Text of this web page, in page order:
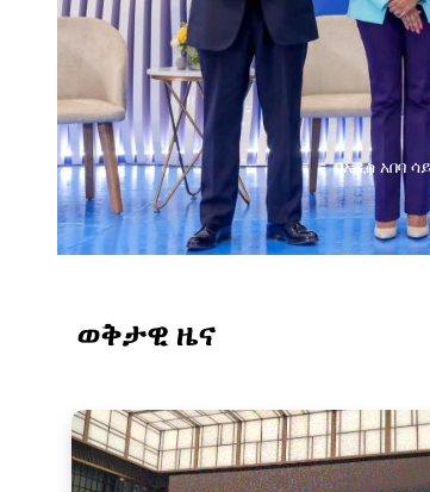
አበባ ሳይንስ ሙዚየም በኢትዮጵያ ዲጂታል ትራንስፎርሜሽን ጉዞ
ወቅታዊ ዜና